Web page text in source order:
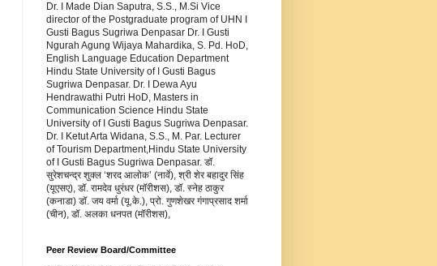
Dr. I Made Dian Saputra, S.S., M.Si Vice
director of the Postgraduate program of UHN I
Gusti Bagus Sugriwa Denpasar Dr. I Gusti
Ngurah Agung Wijaya Mahardika, S. Pd. HoD,
English Language Education Department
Hindu State University of I Gusti Bagus
Sugriwa Denpasar. Dr. I Dewa Ayu
Hendrawathi Putri HoD, Masters in
Communication Science Hindu State
University of I Gusti Bagus Sugriwa Denpasar.
Dr. I Ketut Arta Widana, S.S., M. Par. Lecturer
of Tourism Department,Hindu State University
of I Gusti Bagus Sugriwa Denpasar. डॉ.
सुरेशचन्द्र शुक्ल ‘शरद आलोक’ (नार्वे), श्री शेर बहादुर सिंह
(यूएसए), डॉ. रामदेव धुरंधर (मॉरीशस), डॉ. स्नेह ठाकुर
(कनाडा) डॉ. जय वर्मा (यू.के.), प्रो. गुणशेखर गंगाप्रसाद शर्मा
(चीन), डॉ. अलका धनपत (मॉरीशस),
Peer Review Board/Committee